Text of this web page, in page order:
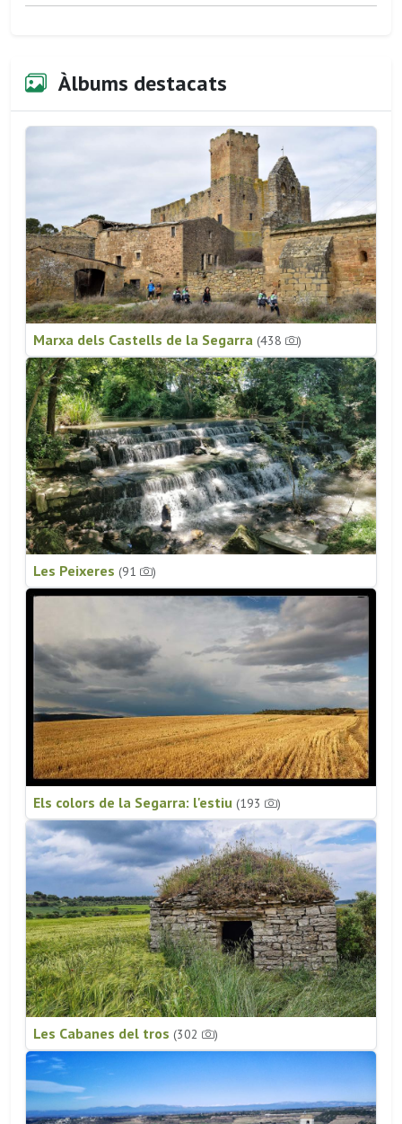
Àlbums destacats
Marxa dels Castells de la Segarra (438 )
Les Peixeres (91 )
Els colors de la Segarra: l'estiu (193 )
Les Cabanes del tros (302 )